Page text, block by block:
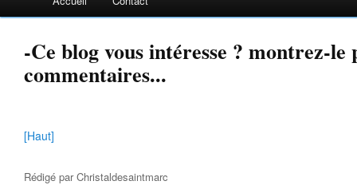
-Ce blog vous intéresse ? montrez-le
commentaires...
[Haut]
Rédigé parChristaldesaintmarc